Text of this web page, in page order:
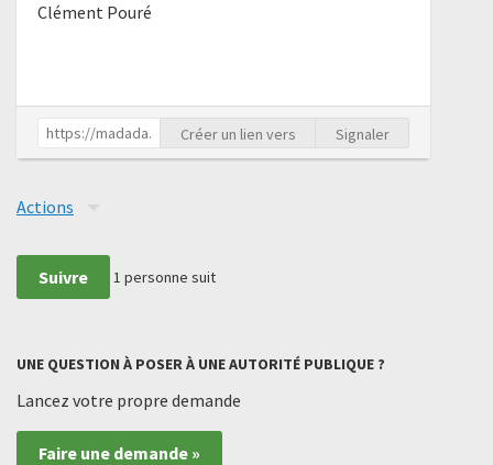
Clément Pouré
Créer un lien vers Signaler
Actions
Suivre 1 personne suit
UNE QUESTION À POSER À UNE AUTORITÉ PUBLIQUE ?
Lancez votre propre demande
Faire une demande »